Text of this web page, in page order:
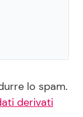
lo spam.
derivati